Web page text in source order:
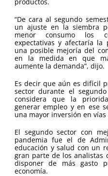
“De cara al segundo
un ajuste en la siembra
menor consumo los
expectativas y afectaría
una posible mejoría del
en la medida en que
aumente la demanda”, dijo.
Es decir que aún es difícil
sector durante el
considera que la
generar empleo y en ese
una mayor inversión en
El segundo sector con
pandemia fue el de
educación y salud con un
gran parte de los analistas
disponer de más gasto
economía.